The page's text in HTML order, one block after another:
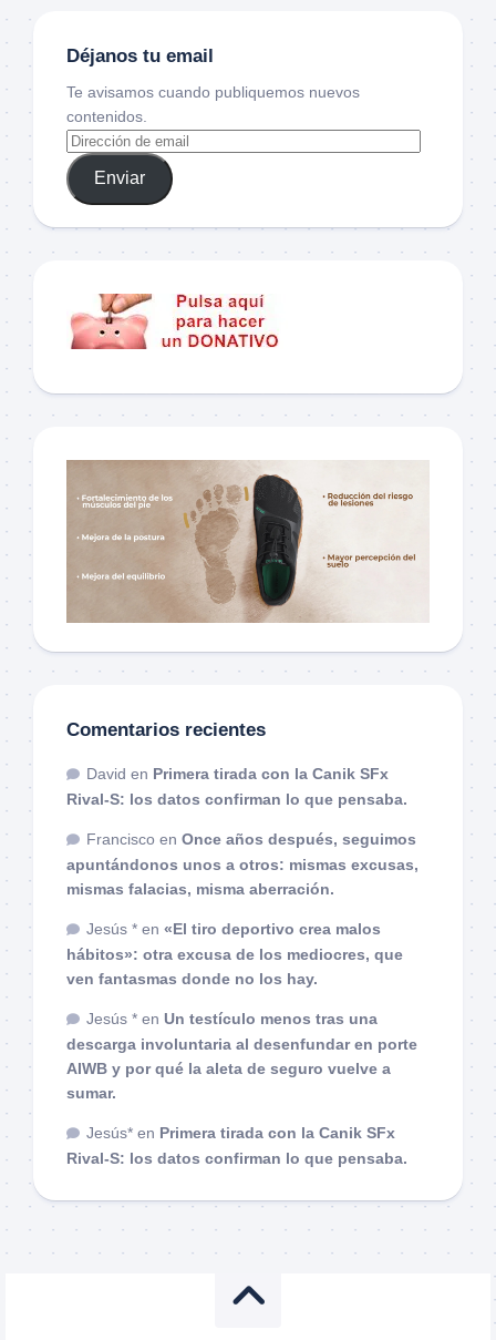
Déjanos tu email
Te avisamos cuando publiquemos nuevos
contenidos.
Enviar
Comentarios recientes
David en Primera tirada con la Canik SFx
Rival-S: los datos confirman lo que pensaba.
Francisco en Once años después, seguimos
apuntándonos unos a otros: mismas excusas,
mismas falacias, misma aberración.
Jesús * en «El tiro deportivo crea malos
hábitos»: otra excusa de los mediocres, que
ven fantasmas donde no los hay.
Jesús * en Un testículo menos tras una
descarga involuntaria al desenfundar en porte
AIWB y por qué la aleta de seguro vuelve a
sumar.
Jesús* en Primera tirada con la Canik SFx
Rival-S: los datos confirman lo que pensaba.